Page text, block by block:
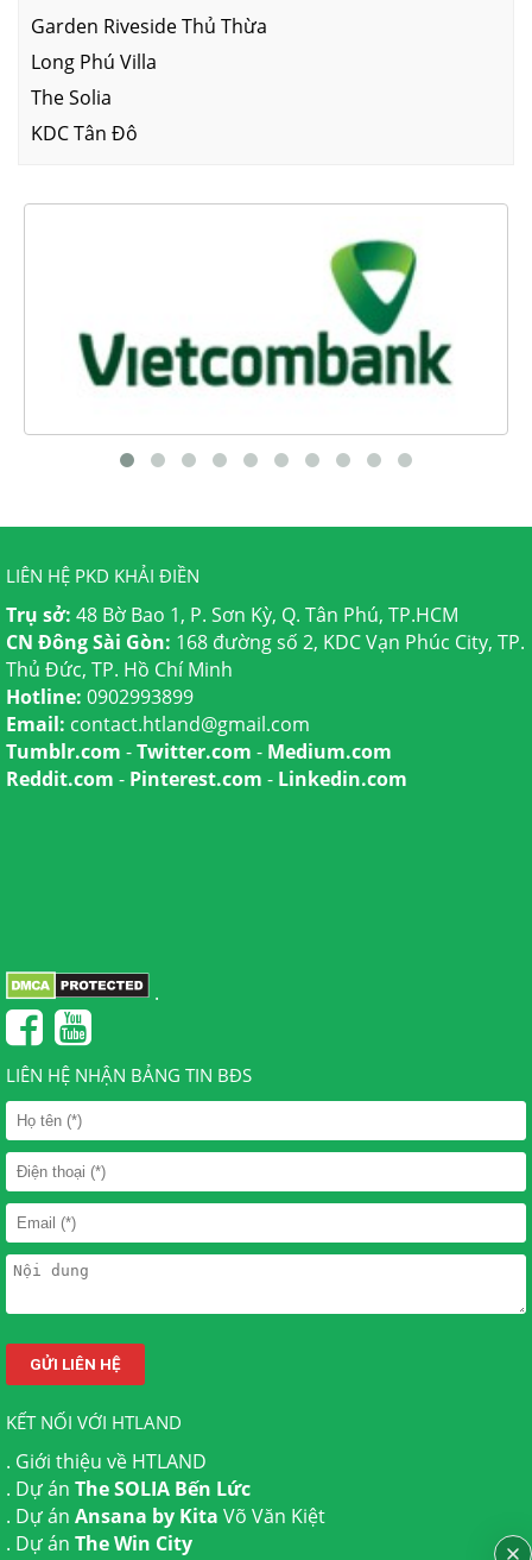
Garden Riveside Thủ Thừa
Long Phú Villa
The Solia
KDC Tân Đô
LIÊN HỆ PKD KHẢI ĐIỀN
Trụ sở: 48 Bờ Bao 1, P. Sơn Kỳ, Q. Tân Phú, TP.HCM
CN Đông Sài Gòn: 168 đường số 2, KDC Vạn Phúc City, TP.
Thủ Đức, TP. Hồ Chí Minh
Hotline: 0902993899
Email: contact.htland@gmail.com
Tumblr.com -Twitter.com - Medium.com
Reddit.com - Pinterest.com - Linkedin.com
.
LIÊN HỆ NHẬN BẢNG TIN BĐS
KẾT NỐI VỚI HTLAND
. Giới thiệu về HTLAND
. Dự án The SOLIA Bến Lức
. Dự án Ansana by Kita Võ Văn Kiệt
. Dự án The Win City